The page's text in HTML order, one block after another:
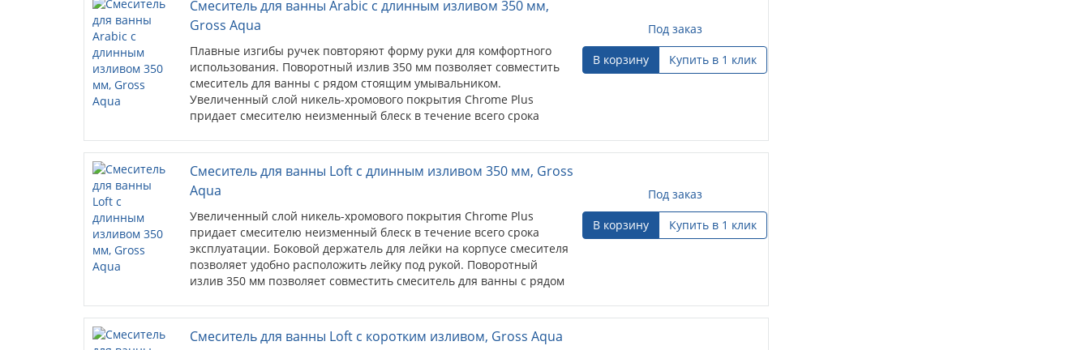
Смеситель для ванны Arabic с длинным изливом 350 мм,
Gross Aqua
Плавные изгибы ручек повторяют форму руки для комфортного
использования. Поворотный излив 350 мм позволяет совместить
смеситель для ванны с рядом стоящим умывальником.
Увеличенный слой никель-хромового покрытия Chrome Plus
придает смесителю неизменный блеск в течение всего срока
Под заказ
В корзину
Купить в 1 клик
Смеситель для ванны Loft с длинным изливом 350 мм, Gross
Aqua
Увеличенный слой никель-хромового покрытия Chrome Plus
придает смесителю неизменный блеск в течение всего срока
эксплуатации. Боковой держатель для лейки на корпусе смесителя
позволяет удобно расположить лейку под рукой. Поворотный
излив 350 мм позволяет совместить смеситель для ванны с рядом
Под заказ
В корзину
Купить в 1 клик
Смеситель для ванны Loft с коротким изливом, Gross Aqua